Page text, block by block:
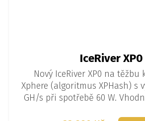
IceRiver XP0
Nový IceRiver XP0 na těžbu
Xphere (algoritmus XPHash) s
GH/s při spotřebě 60 W.